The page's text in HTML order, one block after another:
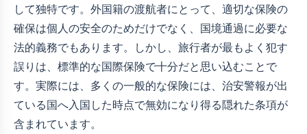
して独特です。外国籍の渡航者にとって、適切な保険の
確保は個人の安全のためだけでなく、国境通過に必要な
法的義務でもあります。しかし、旅行者が最もよく犯す
誤りは、標準的な国際保険で十分だと思い込むことで
す。実際には、多くの一般的な保険には、治安警報が出
ている国へ入国した時点で無効になり得る隠れた条項が
含まれています。